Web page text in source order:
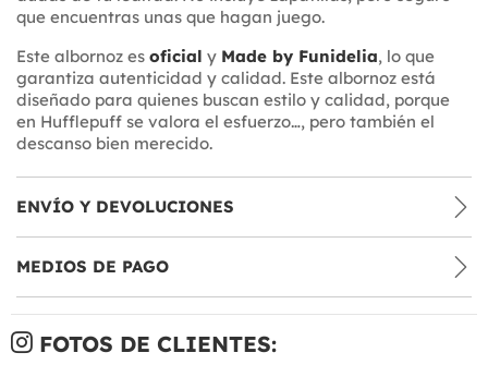
que encuentras unas que hagan juego.
Este albornoz es oficial y Made by Funidelia, lo que
garantiza autenticidad y calidad. Este albornoz está
diseñado para quienes buscan estilo y calidad, porque
en Hufflepuff se valora el esfuerzo…, pero también el
descanso bien merecido.
ENVÍO Y DEVOLUCIONES
MEDIOS DE PAGO
FOTOS DE CLIENTES: